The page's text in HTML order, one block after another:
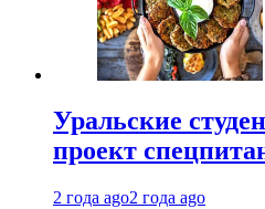
Уральские
проект
2 года ago2 года ago